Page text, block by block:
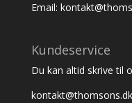
Email:
Kundeservice
Du kan altid skrive til
kontakt@thomsons.dk